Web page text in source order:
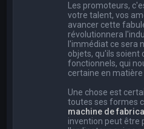
Les promoteurs,
votre talent, vos
avancer cette
révolutionnera
l'immédiat ce sera
objets, qu'ils soient
fonctionnels, qui
certaine en matière
Une chose est
toutes ses formes
machine de
invention peut être